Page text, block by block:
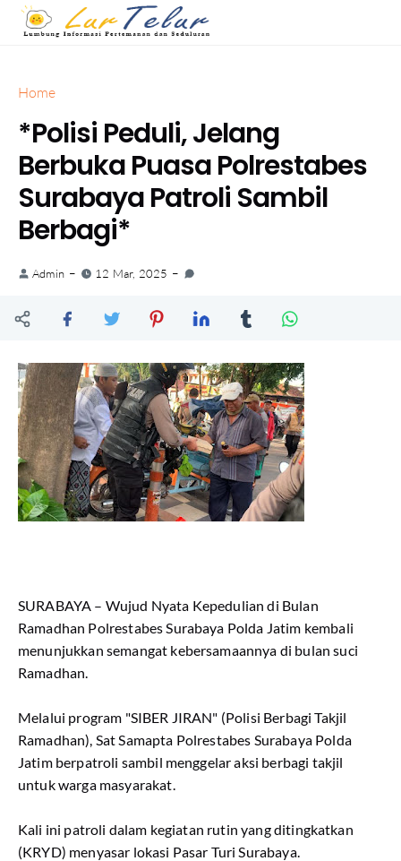
Home
*Polisi Peduli, Jelang
Berbuka Puasa Polrestabes
Surabaya Patroli Sambil
Berbagi*
Admin 12 Mar, 2025
SURABAYA – Wujud Nyata Kepedulian di Bulan
Ramadhan Polrestabes Surabaya Polda Jatim kembali
menunjukkan semangat kebersamaannya di bulan suci
Ramadhan.
Melalui program "SIBER JIRAN" (Polisi Berbagi Takjil
Ramadhan), Sat Samapta Polrestabes Surabaya Polda
Jatim berpatroli sambil menggelar aksi berbagi takjil
untuk warga masyarakat.
Kali ini patroli dalam kegiatan rutin yang ditingkatkan
(KRYD) menyasar lokasi Pasar Turi Surabaya.